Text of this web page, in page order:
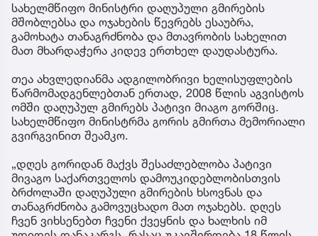
სახელმწიფო მინისტრი დაღუპული გმირების
მშობლებსა და ოჯახების წევრებს ესაუბრა,
გამოხატა თანაგრძნობა და მთავრობის სახელით
მათ მხარდაჭერა კიდევ ერთხელ დაუდასტურა.
თეა ახვლედიანმა ადგილობრივი ხელისუფლების
წარმომადგენლებთან ერთად, 2008 წლის აგვისტოს
ომში დაღუპულ გმირებს პატივი მიაგო გორშიც.
სახელმწიფო მინისტრმა გორის გმირთა მემორიალი
გვირგვინით შეამკო.
„დღეს გორიდან მაქვს შესაძლებლობა პატივი
მივაგო საქართველოს დამოუკიდებლობისთვის
ბრძოლაში დაღუპული გმირების ხსოვნას და
თანაგრძნობა გამოვუცხადო მათ ოჯახებს. დღეს
ჩვენ ვიხსენებთ ჩვენი ქვეყნის და ხალხის იმ